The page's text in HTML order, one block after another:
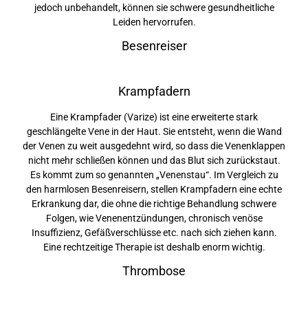
jedoch unbehandelt, können sie schwere gesundheitliche
Leiden hervorrufen.
Besenreiser
Krampfadern
Eine Krampfader (Varize) ist eine erweiterte stark
geschlängelte Vene in der Haut. Sie entsteht, wenn die Wand
der Venen zu weit ausgedehnt wird, so dass die Venenklappen
nicht mehr schließen können und das Blut sich zurückstaut.
Es kommt zum so genannten „Venenstau“. Im Vergleich zu
den harmlosen Besenreisern, stellen Krampfadern eine echte
Erkrankung dar, die ohne die richtige Behandlung schwere
Folgen, wie Venenentzündungen, chronisch venöse
Insuffizienz, Gefäßverschlüsse etc. nach sich ziehen kann.
Eine rechtzeitige Therapie ist deshalb enorm wichtig.
Thrombose